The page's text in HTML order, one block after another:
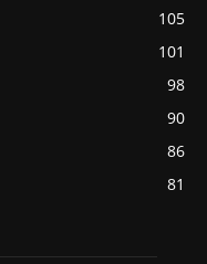
105
101
98
90
86
81